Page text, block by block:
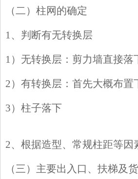
（二）柱网的确定
1、判断有无转换层
1）无转换层：剪力墙直接落
2）有转换层：首先大概布
3）柱子落下
2、根据造型、常规柱距等因
（三）主要出入口、扶梯及